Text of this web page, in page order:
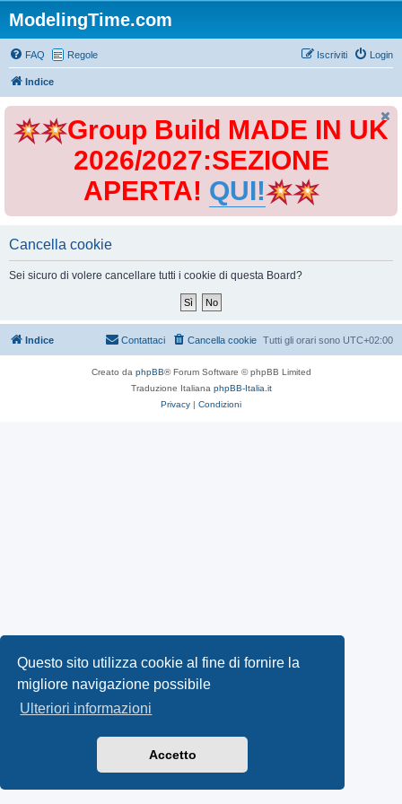
Questo sito utilizza cookie al fine di fornire la
migliore navigazione possibile
Ulteriori informazioni
Accetto
ModelingTime.com
FAQ Regole Login
Iscriviti
Indice
Group Build MADE IN UK
2026/2027:SEZIONE
APERTA! QUI!
Cancella cookie
Sei sicuro di volere cancellare tutti i cookie di questa Board?
Indice Tutti gli orari sono UTC+02:00
Cancella cookie
Contattaci
Creato da phpBB® Forum Software © phpBB Limited
Traduzione Italiana phpBB-Italia.it
Privacy | Condizioni